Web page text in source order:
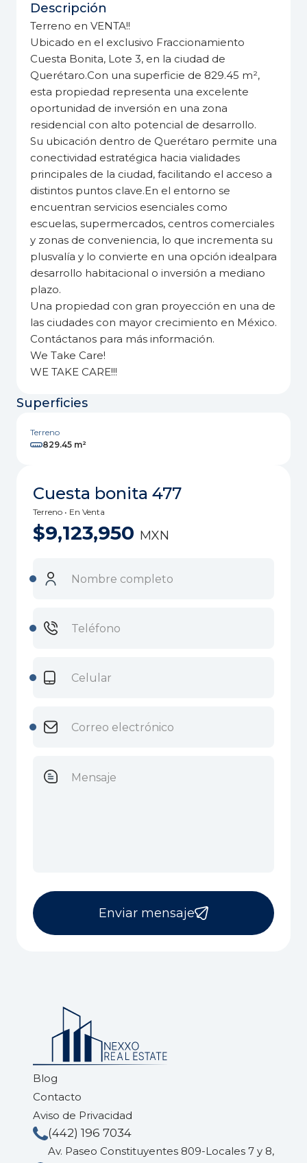
Descripción
Terreno en VENTA!!
Ubicado en el exclusivo Fraccionamiento
Cuesta Bonita, Lote 3, en la ciudad de
Querétaro.Con una superficie de 829.45 m²,
esta propiedad representa una excelente
oportunidad de inversión en una zona
residencial con alto potencial de desarrollo.
Su ubicación dentro de Querétaro permite una
conectividad estratégica hacia vialidades
principales de la ciudad, facilitando el acceso a
distintos puntos clave.En el entorno se
encuentran servicios esenciales como
escuelas, supermercados, centros comerciales
y zonas de conveniencia, lo que incrementa su
plusvalía y lo convierte en una opción idealpara
desarrollo habitacional o inversión a mediano
plazo.
Una propiedad con gran proyección en una de
las ciudades con mayor crecimiento en México.
Contáctanos para más información.
We Take Care!
WE TAKE CARE!!!
Cuesta bonita 477
Terreno • En Venta
$9,123,950 MXN
Enviar mensaje
Superficies
Terreno
829.45 m²
Blog
Contacto
Aviso de Privacidad
(442) 196 7034
Av. Paseo Constituyentes 809-Locales 7 y 8,